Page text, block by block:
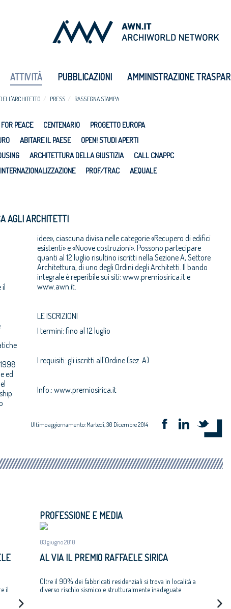
ATTIVITÀ PUBBLICAZIONI AMMINISTRAZIONE
PRESS RASSEGNA STAMPA
PEACE CENTENARIO
PROGETTO EUROPA
ABITARE IL PAESE
OPEN! STUDI APERTI
ARCHITETTURA DELLA GIUSTIZIA
CALL CNAPPC
INTERNAZIONALIZZAZIONE PROF/TRAC
AEQUALE
AGLI ARCHITETTI
il
ed
idee», ciascuna divisa nelle categorie «Recupero di edifici
esistenti» e «Nuove costruzioni». Possono partecipare
quanti al 12 luglio risultino iscritti nella Sezione A, Settore
Architettura, di uno degli Ordini degli Architetti. Il bando
www.awn.it.
LE ISCRIZIONI
I termini: fino al 12 luglio
I requisiti: gli iscritti all'Ordine (sez. A)
Info.: www.premiosirica.it
Ultimo aggiornamento: Martedì, 30 Dicembre 2014
il
PROFESSIONE E MEDIA
03 giugno 2010
AL VIA IL PREMIO RAFFAELE SIRICA
Oltre il 90% dei fabbricati residenziali si trova in località a
diverso rischio sismico e strutturalmente inadeguate